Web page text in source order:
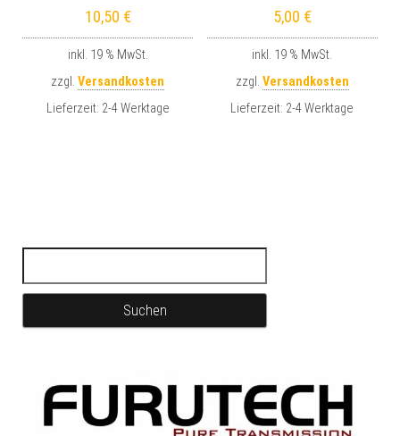
10,50 €
inkl. 19 % MwSt.
zzgl.Versandkosten
Lieferzeit: 2-4 Werktage
5,00 €
inkl. 19 % MwSt.
zzgl. Versandkosten
Lieferzeit: 2-4 Werktage